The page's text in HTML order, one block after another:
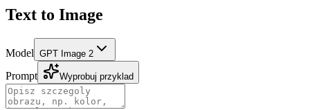
Text to Image
Model GPT Image 2
Prompt Wyprobuj przyklad